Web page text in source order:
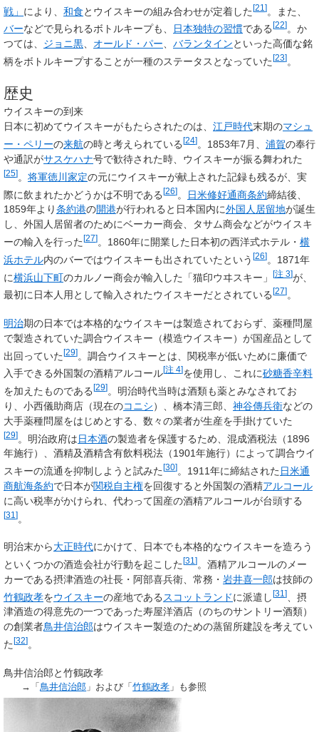
戦」 により、 和食とウイスキーの組み合わせが定着した[21 ]。また、
バーなどで見られるボトルキープも、 日本独特の習慣である [22] 。か
つては、 ジョニ黒 オールド・パー バランタインといった高価な銘
柄をボトルキープすることが一種のステータスとなっていた [23] 。
歴史
ウイスキーの到来
日本に初めてウイスキーがもたらされたのは、 江戸時代末期のマシュ
ー・ペリーの来航の時と考えられている [24] 。1853年7月、 浦賀の奉行
や通訳がサスケハナ号で歓待された時、ウイスキーが振る舞われた
[25] 。 将軍徳川家定の元にウイスキーが献上された記録も残るが、実
際に飲まれたかどうかは不明である[26]。 日米修好通商条約締結後、
1859年より条約港の開港が行われると日本国内に外国人居留地が誕生
し、外国人居留者のためにベーカー商会、タサム商会などがウイスキ
ーの輸入を行った [27] 。1860年に開業した日本初の西洋式ホテル・ 横
浜ホテル内のバーではウイスキーも出されていたという [26]。1871年
に横浜山下町のカルノー商会が輸入した「猫印ウヰスキー」 [注 3]が、
最初に日本人用として輸入されたウイスキーだとされている [27] 。
明治期の日本では本格的なウイスキーは製造されておらず、薬種問屋
で製造されていた調合ウイスキー（模造ウイスキー）が国産品として
出回っていた[29]。調合ウイスキーとは、関税率が低いために廉価で
入手できる外国製の酒精アルコール[注 4]を使用し、これに砂糖香辛料
を加えたものである[29]。明治時代当時は酒類も薬とみなされてお
り、小西儀助商店（現在のコニシ）、橋本清三郎、 神谷傳兵衛などの
大手薬種問屋をはじめとする、数々の業者が生産を手掛けていた
[29]。明治政府は日本酒の製造者を保護するため、混成酒税法（1896
年施行）、酒精及酒精含有飲料税法（1901年施行）によって調合ウイ
スキーの流通を抑制しようと試みた [30] 。1911年に締結された 日米通
商航海条約で日本が関税自主権を回復すると外国製の酒精アルコール
に高い税率がかけられ、代わって国産の酒精アルコールが台頭する
[31 ]。
明治末から大正時代にかけて、日本でも本格的なウイスキーを造ろう
といくつかの酒造会社が行動を起こした [31 ] 。酒精アルコールのメー
カーである摂津酒造の社長・阿部喜兵衛、常務・ 岩井喜一郎は技師の
竹鶴政孝をウイスキーの産地である スコットランドに派遣し[31 ]
、摂
津酒造の得意先の一つであった寿屋洋酒店（のちのサントリー酒類）
の創業者鳥井信治郎はウイスキー製造のための蒸留所建設を考えてい
た [32] 。
鳥井信治郎と竹鶴政孝
→「 鳥井信治郎 」および「竹鶴政孝 」も参照